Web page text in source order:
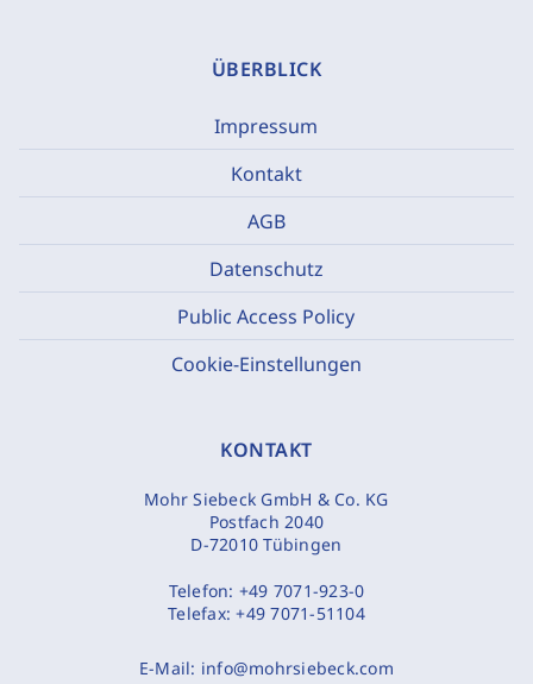
ÜBERBLICK
Impressum
Kontakt
AGB
Datenschutz
Public Access Policy
Cookie-Einstellungen
KONTAKT
Mohr Siebeck GmbH & Co. KG
Postfach 2040
D-72010 Tübingen
Telefon: +49 7071-923-0
Telefax:+49 7071-51104
E-Mail: info@mohrsiebeck.com